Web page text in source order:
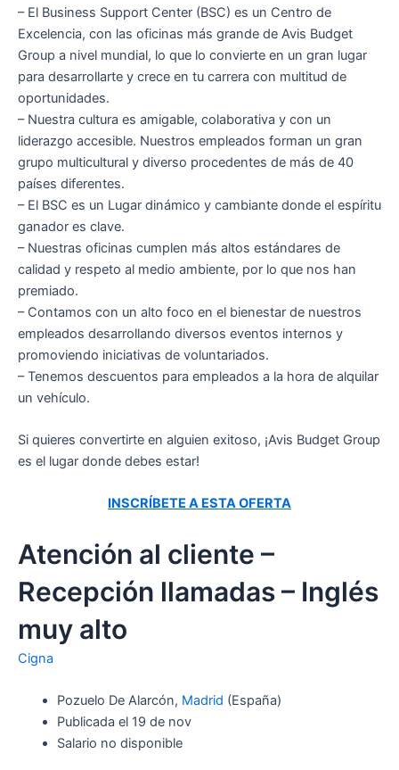
– El Business Support Center (BSC) es un Centro de
Excelencia, con las oficinas más grande de Avis Budget
Group a nivel mundial, lo que lo convierte en un gran lugar
para desarrollarte y crece en tu carrera con multitud de
oportunidades.
– Nuestra cultura es amigable, colaborativa y con un
liderazgo accesible. Nuestros empleados forman un gran
grupo multicultural y diverso procedentes de más de 40
países diferentes.
– El BSC es un Lugar dinámico y cambiante donde el espíritu
ganador es clave.
– Nuestras oficinas cumplen más altos estándares de
calidad y respeto al medio ambiente, por lo que nos han
premiado.
– Contamos con un alto foco en el bienestar de nuestros
empleados desarrollando diversos eventos internos y
promoviendo iniciativas de voluntariados.
– Tenemos descuentos para empleados a la hora de alquilar
un vehículo.
Si quieres convertirte en alguien exitoso, ¡Avis Budget Group
es el lugar donde debes estar!
INSCRÍBETE A ESTA OFERTA
Atención al cliente –
Recepción llamadas – Inglés
muy alto
Cigna
Pozuelo De Alarcón, Madrid (España)
Publicada el 19 de nov
Salario no disponible